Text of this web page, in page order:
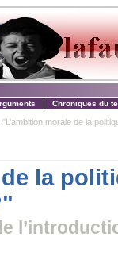
Chroniques du
"L’ambition morale de la
la